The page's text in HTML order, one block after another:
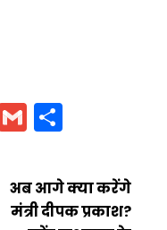
Gmail
अब आगे क्या करेंगे
मंत्री दीपक प्रकाश?